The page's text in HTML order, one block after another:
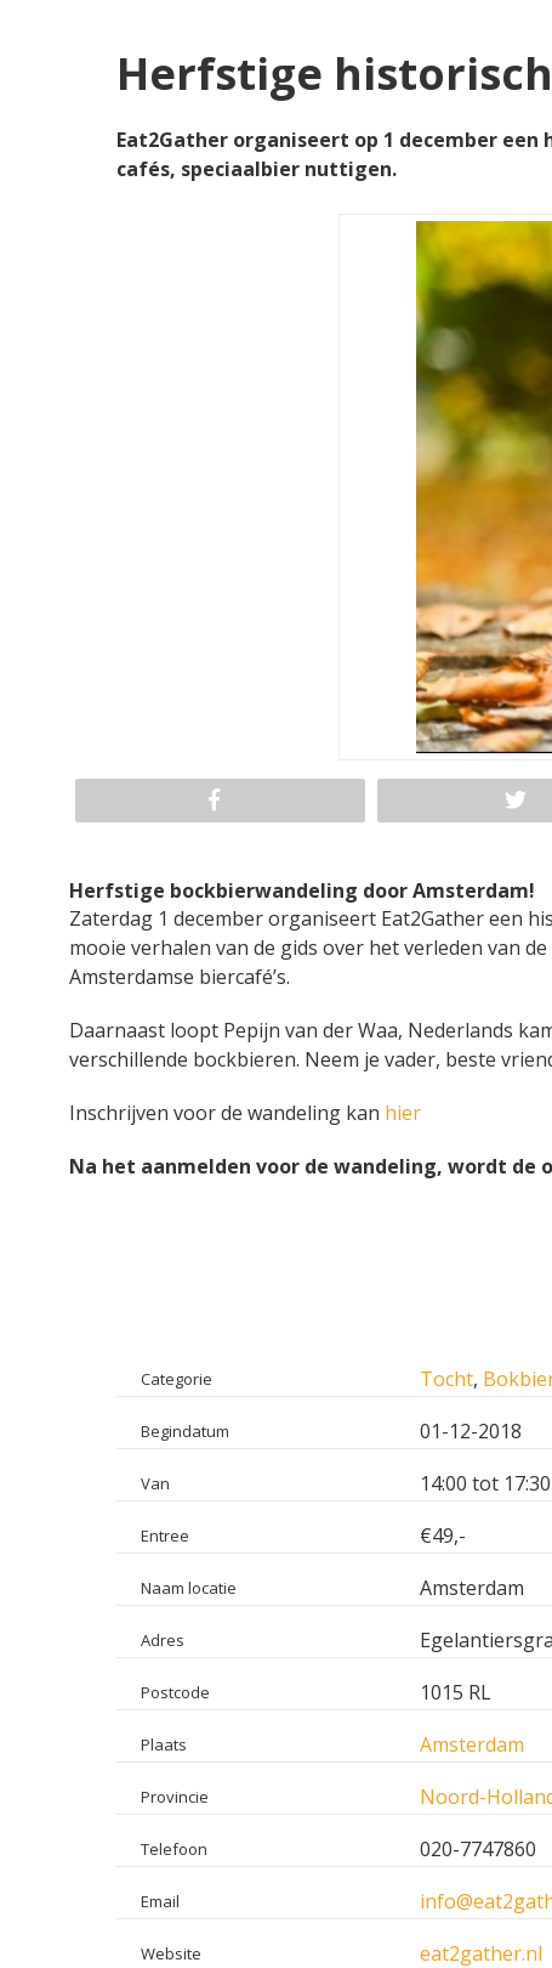
Herfstige
Eat2Gather organiseert op 1 december
cafés, speciaalbier nuttigen.
Herfstige bockbierwandeling door Amsterdam!
Zaterdag 1 december organiseert Eat2Gather een
mooie verhalen van de gids over het verleden van
Amsterdamse biercafé’s.
Daarnaast loopt Pepijn van der Waa, Nederlands
verschillende bockbieren. Neem je vader, beste
Inschrijven voor de wandeling kan hier
Na het aanmelden voor de wandeling, wordt
Categorie Tocht,
Begindatum 01-12-2018
Van 14:00 tot 17:30
Entree €49,-
Naam locatie Amsterdam
Adres
Postcode 1015 RL
Plaats Amsterdam
Provincie Noord-
Telefoon 020-7747860
Email
Website eat2gather.nl